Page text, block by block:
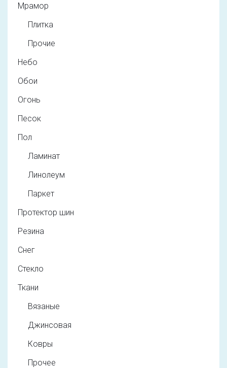
Мрамор
Плитка
Прочие
Небо
Обои
Огонь
Песок
Пол
Ламинат
Линолеум
Паркет
Протектор шин
Резина
Снег
Стекло
Ткани
Вязаные
Джинсовая
Ковры
Прочее